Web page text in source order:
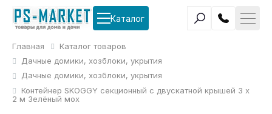
Каталог
Главная
Каталог товаров
Дачные домики, хозблоки, укрытия
Дачные домики, хозблоки, укрытия
Контейнер SKOGGY секционный с двускатной крышей 3 х
2 м Зелёный мох